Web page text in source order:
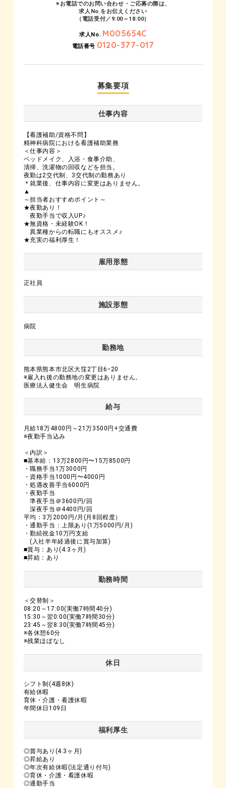
※お電話でのお問い合わせ・ご応募の際は、
求人No.をお伝えください
（電話受付／9:00～18:00）
求人No. M005654C
電話番号 0120-377-017
募集要項
仕事内容
【看護補助/資格不問】
精神科病院における看護補助業務
＜仕事内容＞
ベッドメイク、入浴・食事介助、
清掃、洗濯物の回収などを担当。
夜勤は2交代制、3交代制の勤務あり
＊就業後、仕事内容に変更はありません。
▲
～担当者おすすめポイント～
★夜勤あり！
夜勤手当で収入UP♪
★無資格・未経験OK！
異業種からの転職にもオススメ♪
★充実の福利厚生！
雇用形態
正社員
施設形態
病院
勤務地
熊本県熊本市北区大窪2丁目6ｰ20
※雇入れ後の勤務地の変更はありません。
医療法人健生会 明生病院
給与
月給18万4800円～21万3500円+交通費
※夜勤手当込み
＜内訳＞
■基本給：13万2800円〜15万8500円
・職務手当1万3000円
・資格手当1000円〜4000円
・処遇改善手当6000円
・夜勤手当
準夜手当＠3600円/回
深夜手当＠4400円/回
平均：3万2000円/月(月8回程度）
・通勤手当：上限あり(1万5000円/月)
・勤続祝金10万円支給
(入社半年経過後に賞与加算)
■賞与：あり(4.3ヶ月)
■昇給：あり
勤務時間
＜交替制＞
08:20～17:00(実働7時間40分)
15:30～翌0:00(実働7時間30分)
23:45～翌8:30(実働7時間45分)
※各休憩60分
※残業ほぼなし
休日
シフト制(4週8休)
有給休暇
育休・介護・看護休暇
年間休日109日
福利厚生
◎賞与あり(4.3ヶ月)
◎昇給あり
◎年次有給休暇(法定通り付与)
◎育休・介護・看護休暇
◎通勤手当